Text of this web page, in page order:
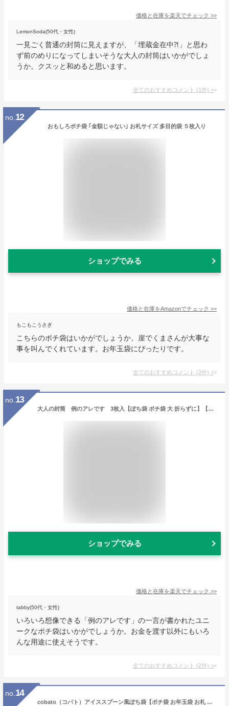
価格と在庫を楽天でチェック >>
LemonSoda(50代・女性)
一見ごく普通の封筒に見えますが、「埋蔵金在中⁈」と思わ
ず前のめりになってしまいそうな大人の封筒はいかがでしょ
うか。クスッと和めると思います。
全てのおすすめコメント (1件) >
no. 12
おもしろポチ袋 ｢金額じゃない｣ お札サイズ 多目的袋 ５枚入り
ショップでみる
価格と在庫をAmazonでチェック >>
もこもこうさぎ
こちらのポチ袋はいかがでしょうか。崖でくまさんが大事な
事を叫んでくれています。お年玉袋にぴったりです。
全てのおすすめコメント (2件) >
no. 13
大人の封筒 例のアレです 3枚入【ぽち袋 ポチ袋 大 折らずに】【お年玉 お年玉袋 正月】
ショップでみる
価格と在庫を楽天でチェック >>
tabby(50代・女性)
いろいろ想像できる「例のアレです」の一言が書かれたユニ
ークなポチ袋はいかがでしょうか。お金を渡す以外にもいろ
んな用途に使えそうです。
全てのおすすめコメント (2件) >
no. 14
cobato（コバト）アイススプーン風ぽち袋【ポチ袋 お年玉袋 お札 かわいい おしゃれ】【おもしろ雑貨 面白い 楽しい】